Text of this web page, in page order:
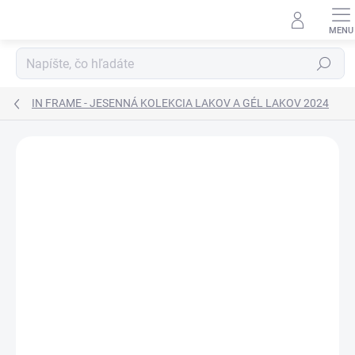
Hľadať
IN FRAME - JESENNÁ KOLEKCIA LAKOV A GÉL LAKOV 2024